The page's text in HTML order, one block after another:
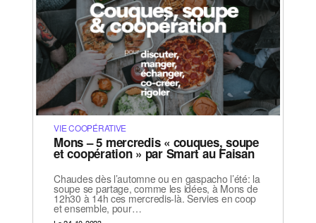
VIE COOPÉRATIVE
Mons – 5 mercredis « couques, soupe
et coopération » par Smart au Faisan
Chaudes dès l’automne ou en gaspacho l’été: la
soupe se partage, comme les idées, à Mons de
12h30 à 14h ces mercredis-là. Servies en coop
et ensemble, pour…